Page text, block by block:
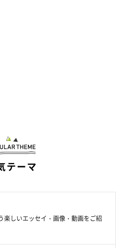
テーマ
楽しいエッセイ・画像・動画をご紹